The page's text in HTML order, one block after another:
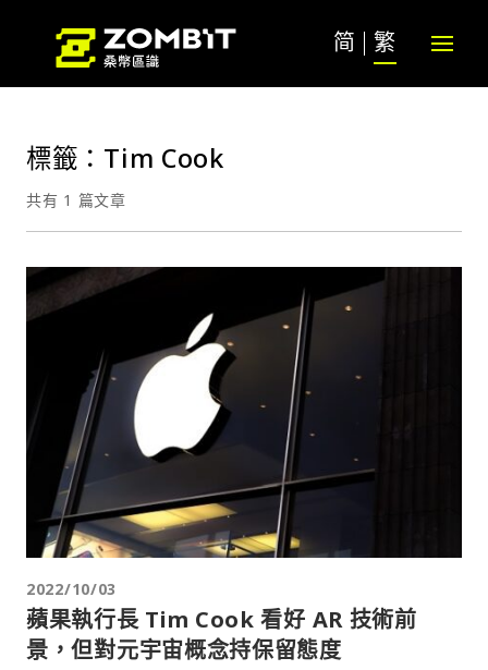
简 繁
標籤：Tim Cook
共有 1 篇文章
2022/10/03
蘋果執行長 Tim Cook 看好 AR 技術前
景，但對元宇宙概念持保留態度